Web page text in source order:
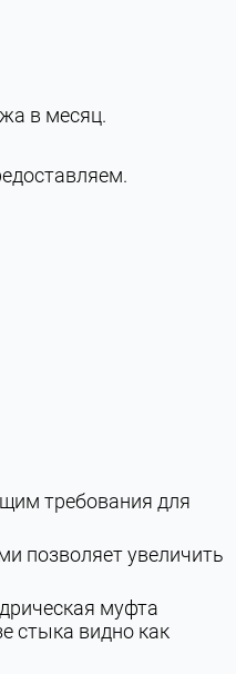
в месяц.
требования для
позволяет увеличить
муфта
стыка видно как